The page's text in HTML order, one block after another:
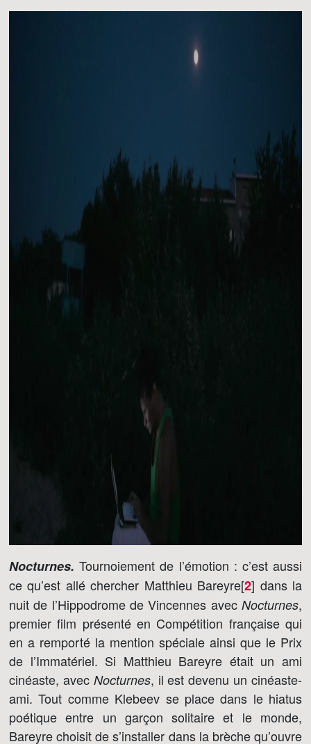
Nocturnes. Tournoiement de l’émotion : c’est aussi
ce qu’est allé chercher Matthieu Bareyre[2] dans la
nuit de l’Hippodrome de Vincennes avec Nocturnes,
premier film présenté en Compétition française qui
en a remporté la mention spéciale ainsi que le Prix
de l’Immatériel. Si Matthieu Bareyre était un ami
cinéaste, avec Nocturnes, il est devenu un cinéaste-
ami. Tout comme Klebeev se place dans le hiatus
poétique entre un garçon solitaire et le monde,
Bareyre choisit de s’installer dans la brèche qu’ouvre